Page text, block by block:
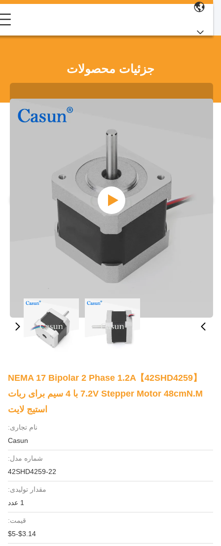
جزئیات محصولات
【42SHD4259】NEMA 17 Bipolar 2 Phase 1.2A
7.2V Stepper Motor 48cmN.m با 4 سیم برای ربات
استیج لایت
نام تجاری:
Casun
شماره مدل:
42SHD4259-22
مقدار تولیدی:
قیمت:
$3.14-$5